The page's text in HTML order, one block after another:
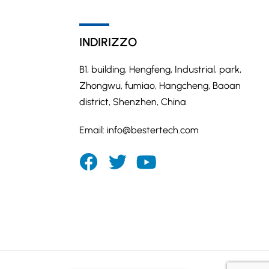
INDIRIZZO
B1, building, Hengfeng, Industrial, park,
Zhongwu, fumiao, Hangcheng, Baoan
district, Shenzhen, China
Email: info@bestertech.com